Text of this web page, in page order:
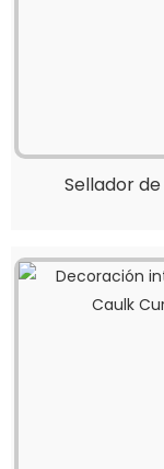
Sellador